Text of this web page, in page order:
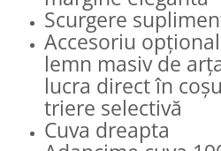
Scurgere
Accesoriu
lemn masiv de
lucra direct în
triere selectivă
Cuva dreapta